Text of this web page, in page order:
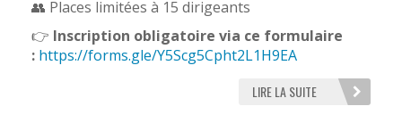
👥 Places limitées à 15 dirigeants
👉 Inscription obligatoire via ce formulaire
: https://forms.gle/Y5Scg5Cpht2L1H9EA
LIRE LA SUITE